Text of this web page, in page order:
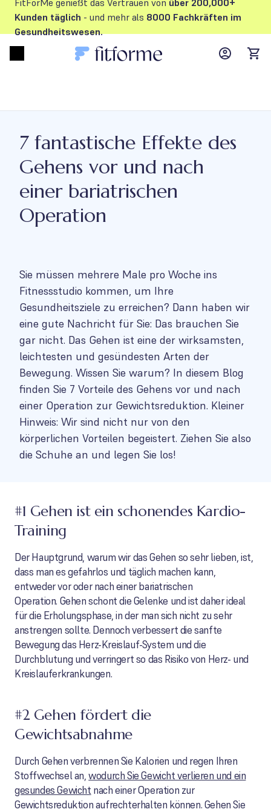
FitForMe genießt das Vertrauen von über 200,000+
Kunden täglich - und mehr als 8000 Fachkräften im
Gesundheitswesen.
MyFFM
7 fantastische Effekte des
Gehens vor und nach
einer bariatrischen
Operation
Sie müssen mehrere Male pro Woche ins
Fitnessstudio kommen, um Ihre
Gesundheitsziele zu erreichen? Dann haben wir
eine gute Nachricht für Sie: Das brauchen Sie
gar nicht. Das Gehen ist eine der wirksamsten,
leichtesten und gesündesten Arten der
Bewegung. Wissen Sie warum? In diesem Blog
finden Sie 7 Vorteile des Gehens vor und nach
einer Operation zur Gewichtsreduktion. Kleiner
Hinweis: Wir sind nicht nur von den
körperlichen Vorteilen begeistert. Ziehen Sie also
die Schuhe an und legen Sie los!
#1 Gehen ist ein schonendes Kardio-
Training
Der Hauptgrund, warum wir das Gehen so sehr lieben, ist,
dass man es gefahrlos und täglich machen kann,
entweder vor oder nach einer bariatrischen
Operation. Gehen schont die Gelenke und ist daher ideal
für die Erholungsphase, in der man sich nicht zu sehr
anstrengen sollte. Dennoch verbessert die sanfte
Bewegung das Herz-Kreislauf-System und die
Durchblutung und verringert so das Risiko von Herz- und
Kreislauferkrankungen.
#2 Gehen fördert die
Gewichtsabnahme
Durch Gehen verbrennen Sie Kalorien und regen Ihren
Stoffwechsel an,wodurch Sie Gewicht verlieren und ein
gesundes Gewicht nach einer Operation zur
Gewichtsreduktion aufrechterhalten können. Gehen Sie